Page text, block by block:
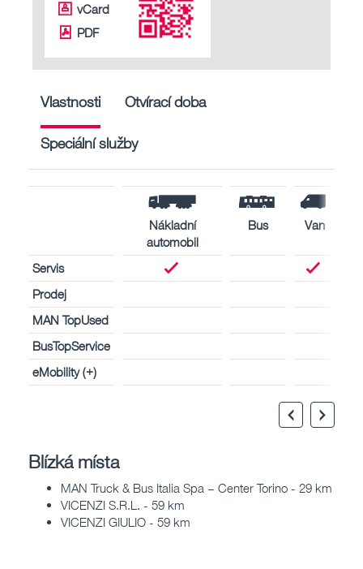
vCard
PDF
Vlastnosti Otvírací doba
Speciální služby
Nákladní
automobil
Bus Van
Servis
Prodej
MAN TopUsed
BusTopService
eMobility (+)
Blízká místa
MAN Truck & Bus Italia Spa – Center Torino - 29 km
VICENZI S.R.L. - 59 km
VICENZI GIULIO - 59 km